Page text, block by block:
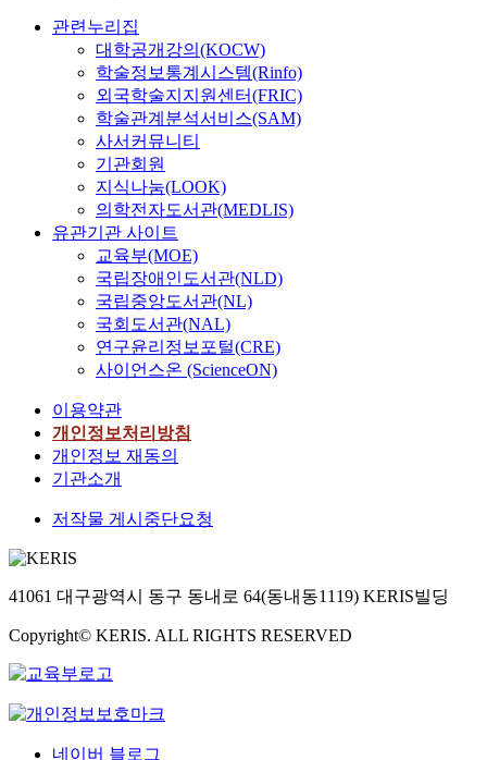
관련누리집
대학공개강의(KOCW)
학술정보통계시스템(Rinfo)
외국학술지지원센터(FRIC)
학술관계분석서비스(SAM)
사서커뮤니티
기관회원
지식나눔(LOOK)
의학전자도서관(MEDLIS)
유관기관 사이트
교육부(MOE)
국립장애인도서관(NLD)
국립중앙도서관(NL)
국회도서관(NAL)
연구윤리정보포털(CRE)
사이언스온 (ScienceON)
이용약관
개인정보처리방침
개인정보 재동의
기관소개
저작물 게시중단요청
41061 대구광역시 동구 동내로 64(동내동1119) KERIS빌딩
Copyright© KERIS. ALL RIGHTS RESERVED
네이버 블로그